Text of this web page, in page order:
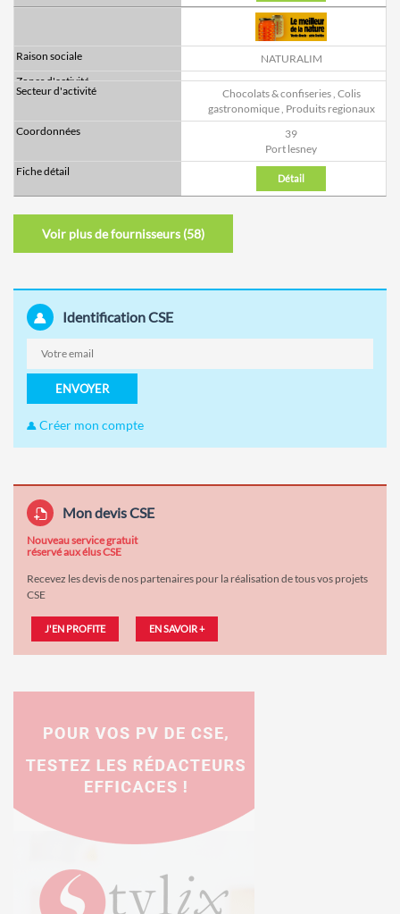
NATURALIM
Chocolats & confiseries, Colis
gastronomique, Produits regionaux
39
Port lesney
Détail
Voir plus de fournisseurs (58)
Identification CSE
ENVOYER
Créer mon compte
Mon devis CSE
Nouveau service gratuit
réservé aux élus CSE
Recevez les devis de nos partenaires pour la réalisation de tous vos projets
CSE
J'EN PROFITE EN SAVOIR +